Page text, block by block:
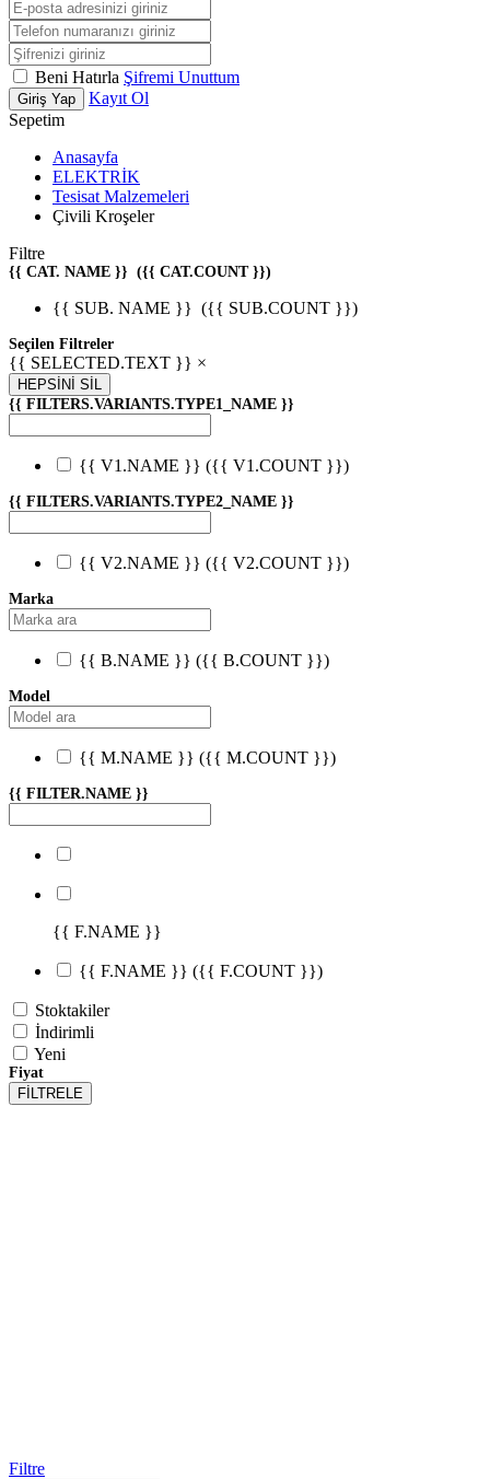
Beni Hatırla Şifremi Unuttum
Giriş Yap
Kayıt Ol
Sepetim
Anasayfa
ELEKTRİK
Tesisat Malzemeleri
Çivili Kroşeler
Filtre
{{ CAT. NAME }} ({{ CAT.COUNT }})
{{ SUB. NAME }} ({{ SUB.COUNT }})
Seçilen Filtreler
{{ SELECTED.TEXT }} ×
HEPSİNİ SİL
{{ FILTERS.VARIANTS.TYPE1_NAME }}
{{ V1.NAME }} ({{ V1.COUNT }})
{{ FILTERS.VARIANTS.TYPE2_NAME }}
{{ V2.NAME }} ({{ V2.COUNT }})
Marka
{{ B.NAME }} ({{ B.COUNT }})
Model
{{ M.NAME }} ({{ M.COUNT }})
{{ FILTER.NAME }}
{{ F.NAME }}
{{ F.NAME }} ({{ F.COUNT }})
Stoktakiler
İndirimli
Yeni
Fiyat
FİLTRELE
Filtre